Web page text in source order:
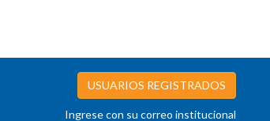
USUARIOS REGISTRADOS
Ingrese con su correo institucional